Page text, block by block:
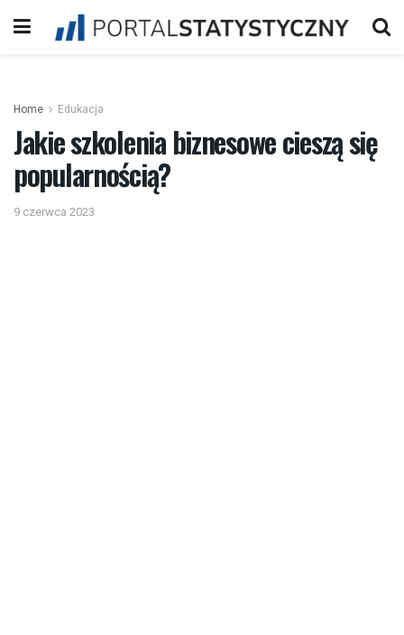
Home Edukacja
Jakie szkolenia biznesowe cieszą się
popularnością?
9 czerwca 2023